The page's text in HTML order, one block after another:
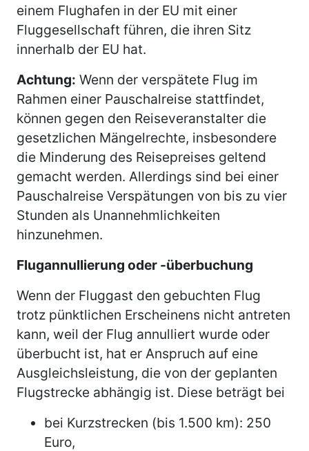
einem Flughafen in der EU mit einer
Fluggesellschaft führen, die ihren Sitz
innerhalb der EU hat.
Achtung: Wenn der verspätete Flug im
Rahmen einer Pauschalreise stattfindet,
können gegen den Reiseveranstalter die
gesetzlichen Mängelrechte, insbesondere
die Minderung des Reisepreises geltend
gemacht werden. Allerdings sind bei einer
Pauschalreise Verspätungen von bis zu vier
Stunden als Unannehmlichkeiten
hinzunehmen.
Flugannullierung oder -überbuchung
Wenn der Fluggast den gebuchten Flug
trotz pünktlichen Erscheinens nicht antreten
kann, weil der Flug annulliert wurde oder
überbucht ist, hat er Anspruch auf eine
Ausgleichsleistung, die von der geplanten
Flugstrecke abhängig ist. Diese beträgt bei
bei Kurzstrecken (bis 1.500 km): 250
Euro,